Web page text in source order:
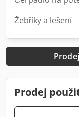
Žebříky a lešení
Prodej